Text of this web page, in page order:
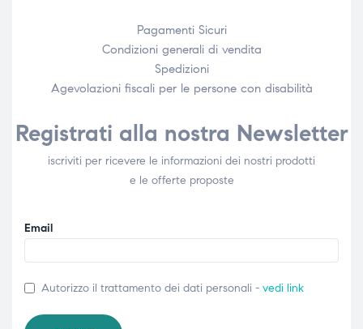
Pagamenti Sicuri
Condizioni generali di vendita
Spedizioni
Agevolazioni fiscali per le persone con disabilità​
Registrati alla nostra Newsletter
iscriviti per ricevere le informazioni dei nostri prodotti
e le offerte proposte
Email
Autorizzo il trattamento dei dati personali - vedi link